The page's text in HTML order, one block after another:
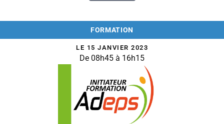
FORMATION
LE 15 JANVIER 2023
De 08h45 à 16h15